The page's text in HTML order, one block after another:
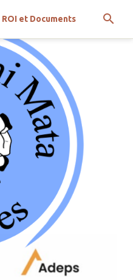
ROI et Documents